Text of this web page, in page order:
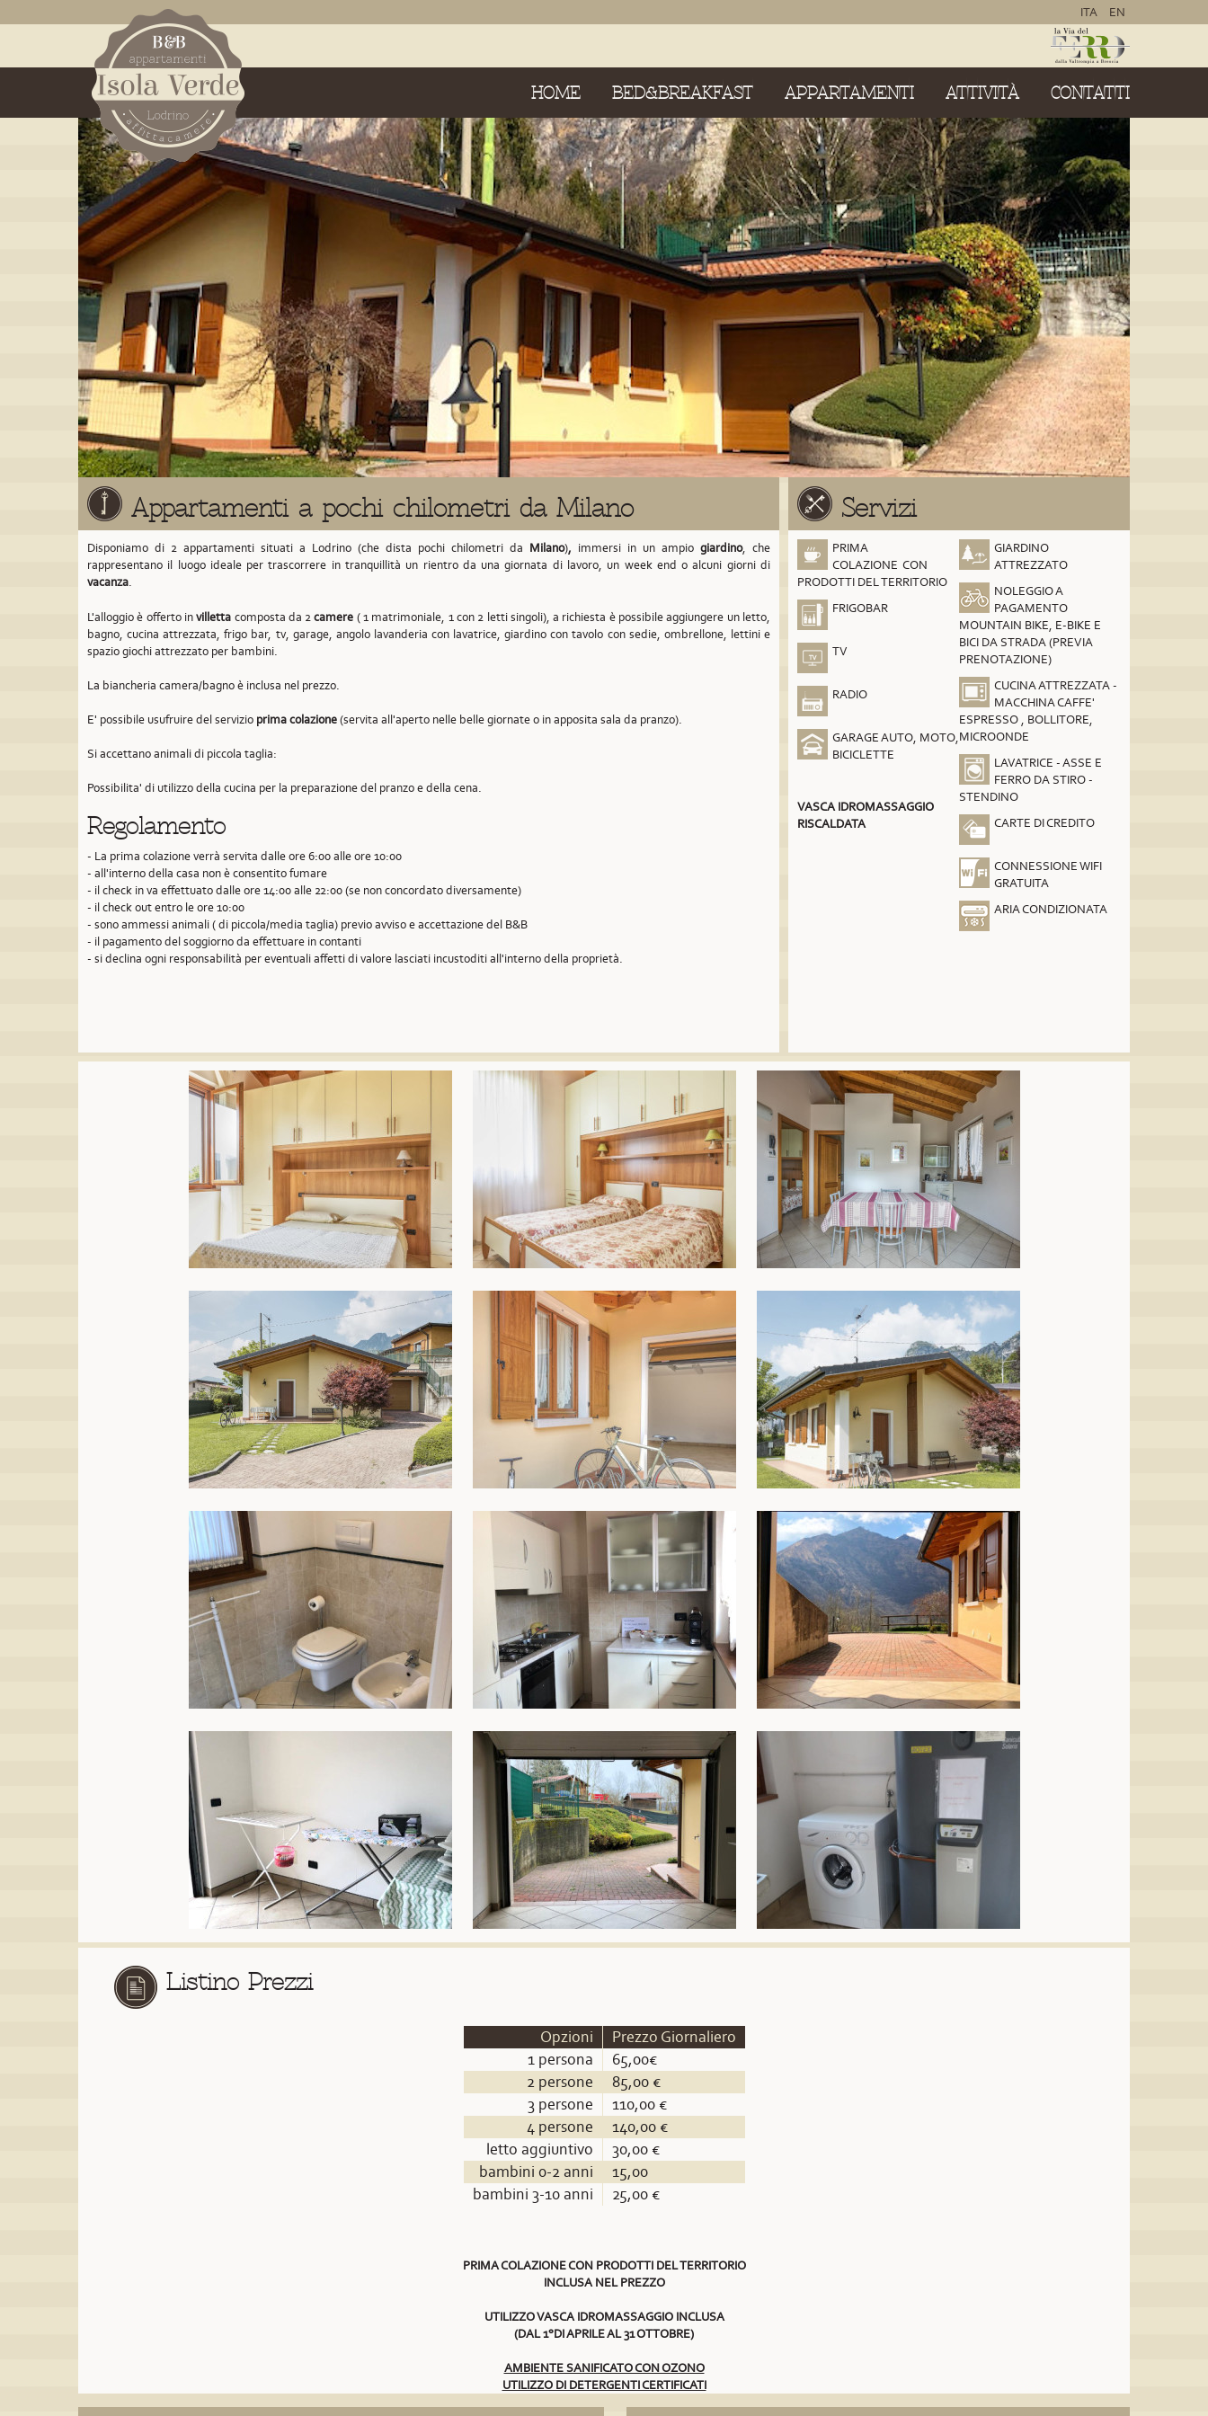
ITA EN
HOME BED&BREAKFAST APPARTAMENTI ATTIVITÀ CONTATTI
Appartamenti a pochi chilometri da Milano
Disponiamo di 2 appartamenti situati a Lodrino (che dista pochi chilometri da Milano), immersi in un ampio giardino, che
rappresentano il luogo ideale per trascorrere in tranquillità un rientro da una giornata di lavoro, un week end o alcuni giorni di
vacanza.
L'alloggio è offerto invilletta composta da 2camere ( 1 matrimoniale, 1 con 2 letti singoli), a richiesta è possibile aggiungere un letto,
bagno, cucina attrezzata, frigo bar, tv, garage, angolo lavanderia con lavatrice, giardino con tavolo con sedie, ombrellone, lettini e
spazio giochi attrezzato per bambini.
La biancheria camera/bagno è inclusa nel prezzo.
E' possibile usufruire del servizio prima colazione(servita all'aperto nelle belle giornate o in apposita sala da pranzo).
Si accettano animali di piccola taglia:
Possibilita' di utilizzo della cucina per la preparazione del pranzo e della cena.
Regolamento
- La prima colazione verrà servita dalle ore 6:00 alle ore 10:00
- all'interno della casa non è consentito fumare
- il check in va effettuato dalle ore 14:00 alle 22:00 (se non concordato diversamente)
- il check out entro le ore 10:00
- sono ammessi animali ( di piccola/media taglia) previo avviso e accettazione del B&B
- il pagamento del soggiorno da effettuare in contanti
- si declina ogni responsabilità per eventuali affetti di valore lasciati incustoditi all'interno della proprietà.
Servizi
PRIMA
COLAZIONE CON
PRODOTTI DEL TERRITORIO
FRIGOBAR
TV
RADIO
GARAGE AUTO, MOTO,
BICICLETTE
VASCA IDROMASSAGGIO
RISCALDATA
GIARDINO
ATTREZZATO
NOLEGGIO A
PAGAMENTO
MOUNTAIN BIKE, E-BIKE E
BICI DA STRADA (PREVIA
PRENOTAZIONE)
CUCINA ATTREZZATA -
MACCHINA CAFFE'
ESPRESSO , BOLLITORE,
MICROONDE
LAVATRICE - ASSE E
FERRO DA STIRO -
STENDINO
CARTE DI CREDITO
CONNESSIONE WIFI
GRATUITA
ARIA CONDIZIONATA
Listino Prezzi
Opzioni
Prezzo Giornaliero
1 persona
65,00€
2 persone
85,00 €
3 persone
110,00 €
4 persone
140,00 €
letto aggiuntivo
30,00 €
bambini 0-2 anni
15,00
bambini 3-10 anni
25,00 €
PRIMA COLAZIONE CON PRODOTTI DEL TERRITORIO
INCLUSA NEL PREZZO
UTILIZZO VASCA IDROMASSAGGIO INCLUSA
(DAL 1°DI APRILE AL 31 OTTOBRE)
AMBIENTE SANIFICATO CON OZONO
UTILIZZO DI DETERGENTI CERTIFICATI